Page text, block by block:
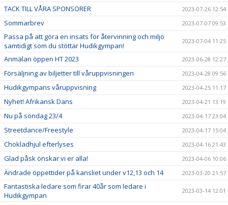
TACK TILL VÅRA SPONSORER 2023-07-26 12:54
Sommarbrev 2023-07-07 09:53
Passa på att göra en insats för återvinning och miljö
samtidigt som du stöttar Hudikgympan!
2023-07-04 11:25
Anmälan öppen HT 2023 2023-06-28 12:27
Försäljning av biljetter till våruppvisningen 2023-04-28 09:56
Hudikgympans våruppvisning 2023-04-25 11:17
Nyhet! Afrikansk Dans 2023-04-21 13:19
Nu på söndag 23/4 2023-04-17 23:04
Streetdance/Freestyle 2023-04-17 15:04
Chokladhjul efterlyses 2023-04-16 21:43
Glad påsk önskar vi er alla! 2023-04-06 10:06
Ändrade öppettider på kansliet under v12,13 och 14 2023-03-20 21:57
Fantastiska ledare som firar 40år som ledare i
Hudikgympan
2023-03-14 12:01